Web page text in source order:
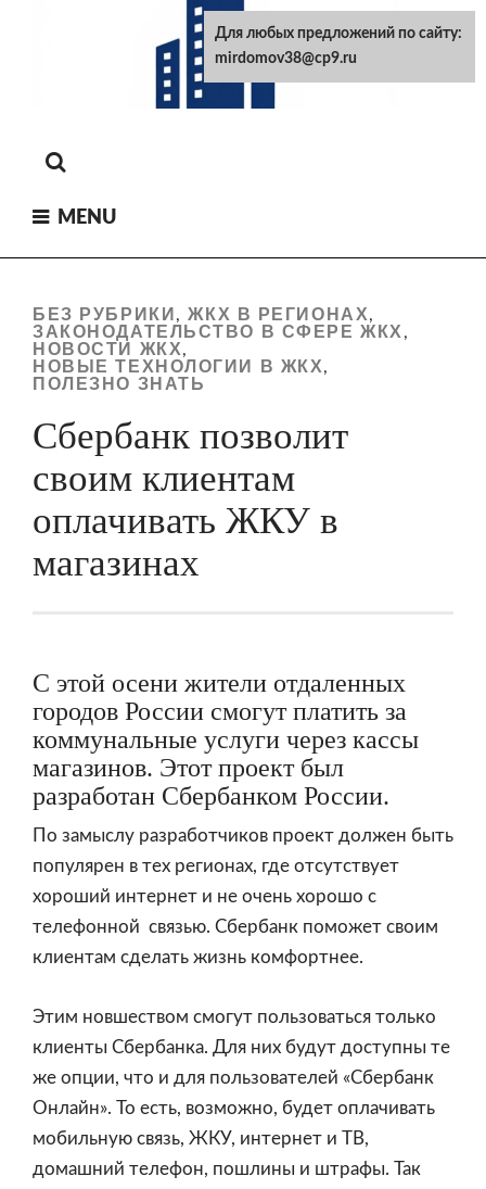
MENU
БЕЗ РУБРИКИ ,ЖКХ В РЕГИОНАХ,
ЗАКОНОДАТЕЛЬСТВО В СФЕРЕ ЖКХ ,
НОВОСТИ ЖКХ,
НОВЫЕ ТЕХНОЛОГИИ В ЖКХ,
ПОЛЕЗНО ЗНАТЬ
Сбербанк позволит
своим клиентам
оплачивать ЖКУ в
магазинах
С этой осени жители отдаленных
городов России смогут платить за
коммунальные услуги через кассы
магазинов. Этот проект был
разработан Сбербанком России.
По замыслу разработчиков проект должен быть
популярен в тех регионах, где отсутствует
хороший интернет и не очень хорошо с
телефонной связью. Сбербанк поможет своим
клиентам сделать жизнь комфортнее.
Этим новшеством смогут пользоваться только
клиенты Сбербанка. Для них будут доступны те
же опции, что и для пользователей «Сбербанк
Онлайн». То есть, возможно, будет оплачивать
мобильную связь, ЖКУ, интернет и ТВ,
домашний телефон, пошлины и штрафы. Так
Для любых предложений по сайту:
mirdomov38@cp9.ru